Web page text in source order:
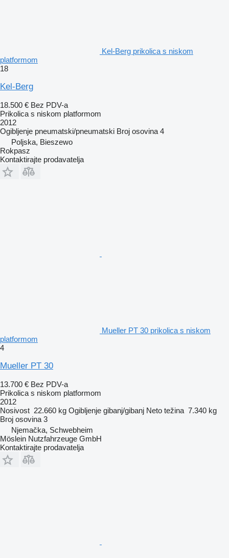
Kel-Berg prikolica s niskom
platformom
18
Kel-Berg
18.500 € Bez PDV-a
Prikolica s niskom platformom
2012
Ogibljenje pneumatski/pneumatski Broj osovina 4
Poljska, Bieszewo
Rokpasz
Kontaktirajte prodavatelja
Mueller PT 30 prikolica s niskom
platformom
4
Mueller PT 30
13.700 € Bez PDV-a
Prikolica s niskom platformom
2012
Nosivost 22.660 kg Ogibljenje gibanj/gibanj Neto težina 7.340 kg
Broj osovina 3
Njemačka, Schwebheim
Möslein Nutzfahrzeuge GmbH
Kontaktirajte prodavatelja